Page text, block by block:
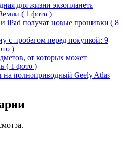
для жизни экзопланета
( 1 фото )
iPad получат новые прошивки ( 8
с пробегом перед покупкой: 9
)
от которых может
( 1 фото )
на полноприводный Geely Atlas